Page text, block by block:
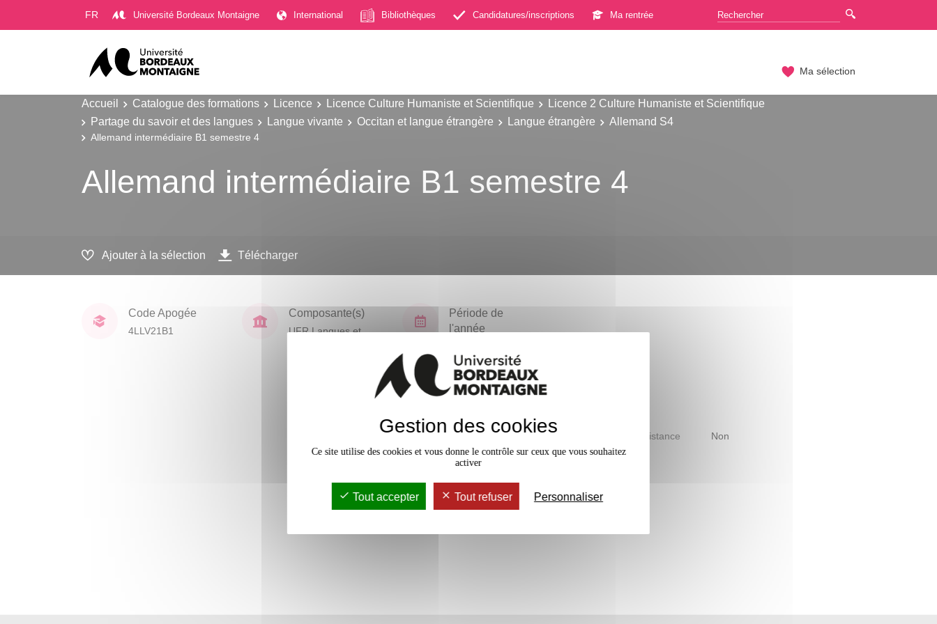
FR Université Bordeaux Montaigne International Bibliothèques Candidatures/inscriptions Ma rentrée
Ma sélection
Accueil Catalogue des formations Licence Licence Culture Humaniste et Scientifique
Licence 2 Culture Humaniste et Scientifique
Partage du savoir et des langues
Langue vivante Occitan et langue étrangère Langue étrangère Allemand S4
Allemand intermédiaire B1 semestre 4
Allemand intermédiaire B1 semestre 4
Ajouter à la sélection Télécharger
Code Apogée
4LLV21B1
Composante(s)
UFR Langues et
Période de
l'année
Accessible à distance Non
Gestion des cookies
Ce site utilise des cookies et vous donne le contrôle sur ceux que vous souhaitez
activer
Tout accepter Tout refuser Personnaliser